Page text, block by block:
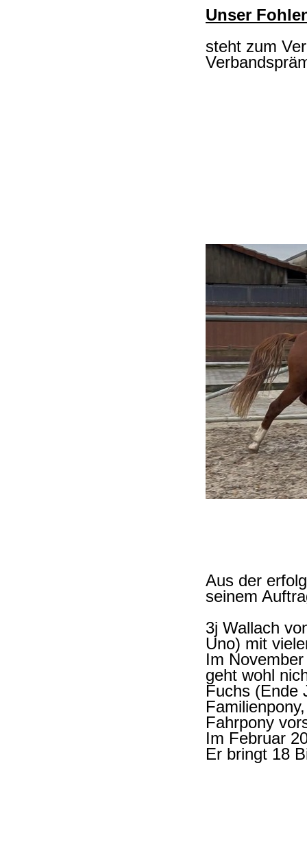
Unser
steht zum
Aus der
seinem
3j Wallach
Uno) mit
Im
geht wohl
Fuchs (Ende
Fahrpony
Im Februar
Er bringt 18